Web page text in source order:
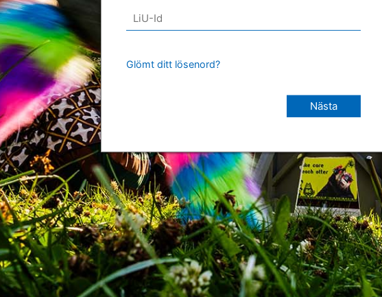
Glömt ditt lösenord?
Nästa